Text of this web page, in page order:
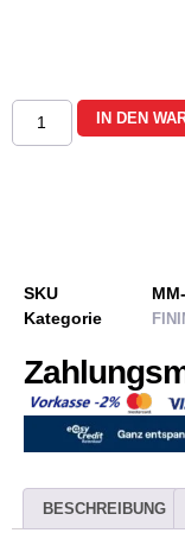
IN DEN
SKU
Kategorie
BESCHREIBUNG